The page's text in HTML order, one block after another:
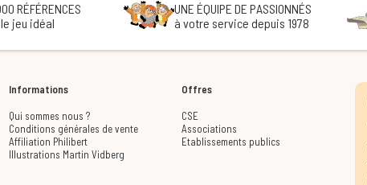
RÉFÉRENCES
jeu idéal
UNE ÉQUIPE DE PASSIONNÉS
à votre service depuis 1978
Informations
Qui sommes nous ?
Conditions générales de vente
Affiliation Philibert
Illustrations Martin Vidberg
Offres
CSE
Associations
Etablissements publics